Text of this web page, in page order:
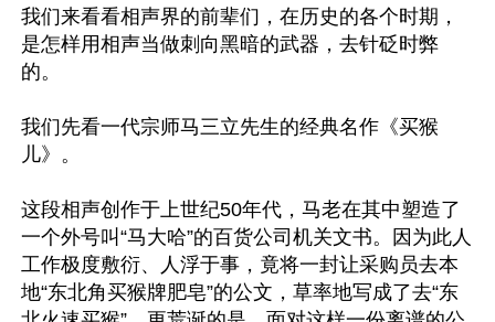
我们来看看相声界的前辈们，在历史的各个时期，
是怎样用相声当做刺向黑暗的武器，去针砭时弊
的。
我们先看一代宗师马三立先生的经典名作《买猴
儿》。
这段相声创作于上世纪50年代，马老在其中塑造了
一个外号叫“马大哈”的百货公司机关文书。因为此人
工作极度敷衍、人浮于事，竟将一封让采购员去本
地“东北角买猴牌肥皂”的公文，草率地写成了去“东